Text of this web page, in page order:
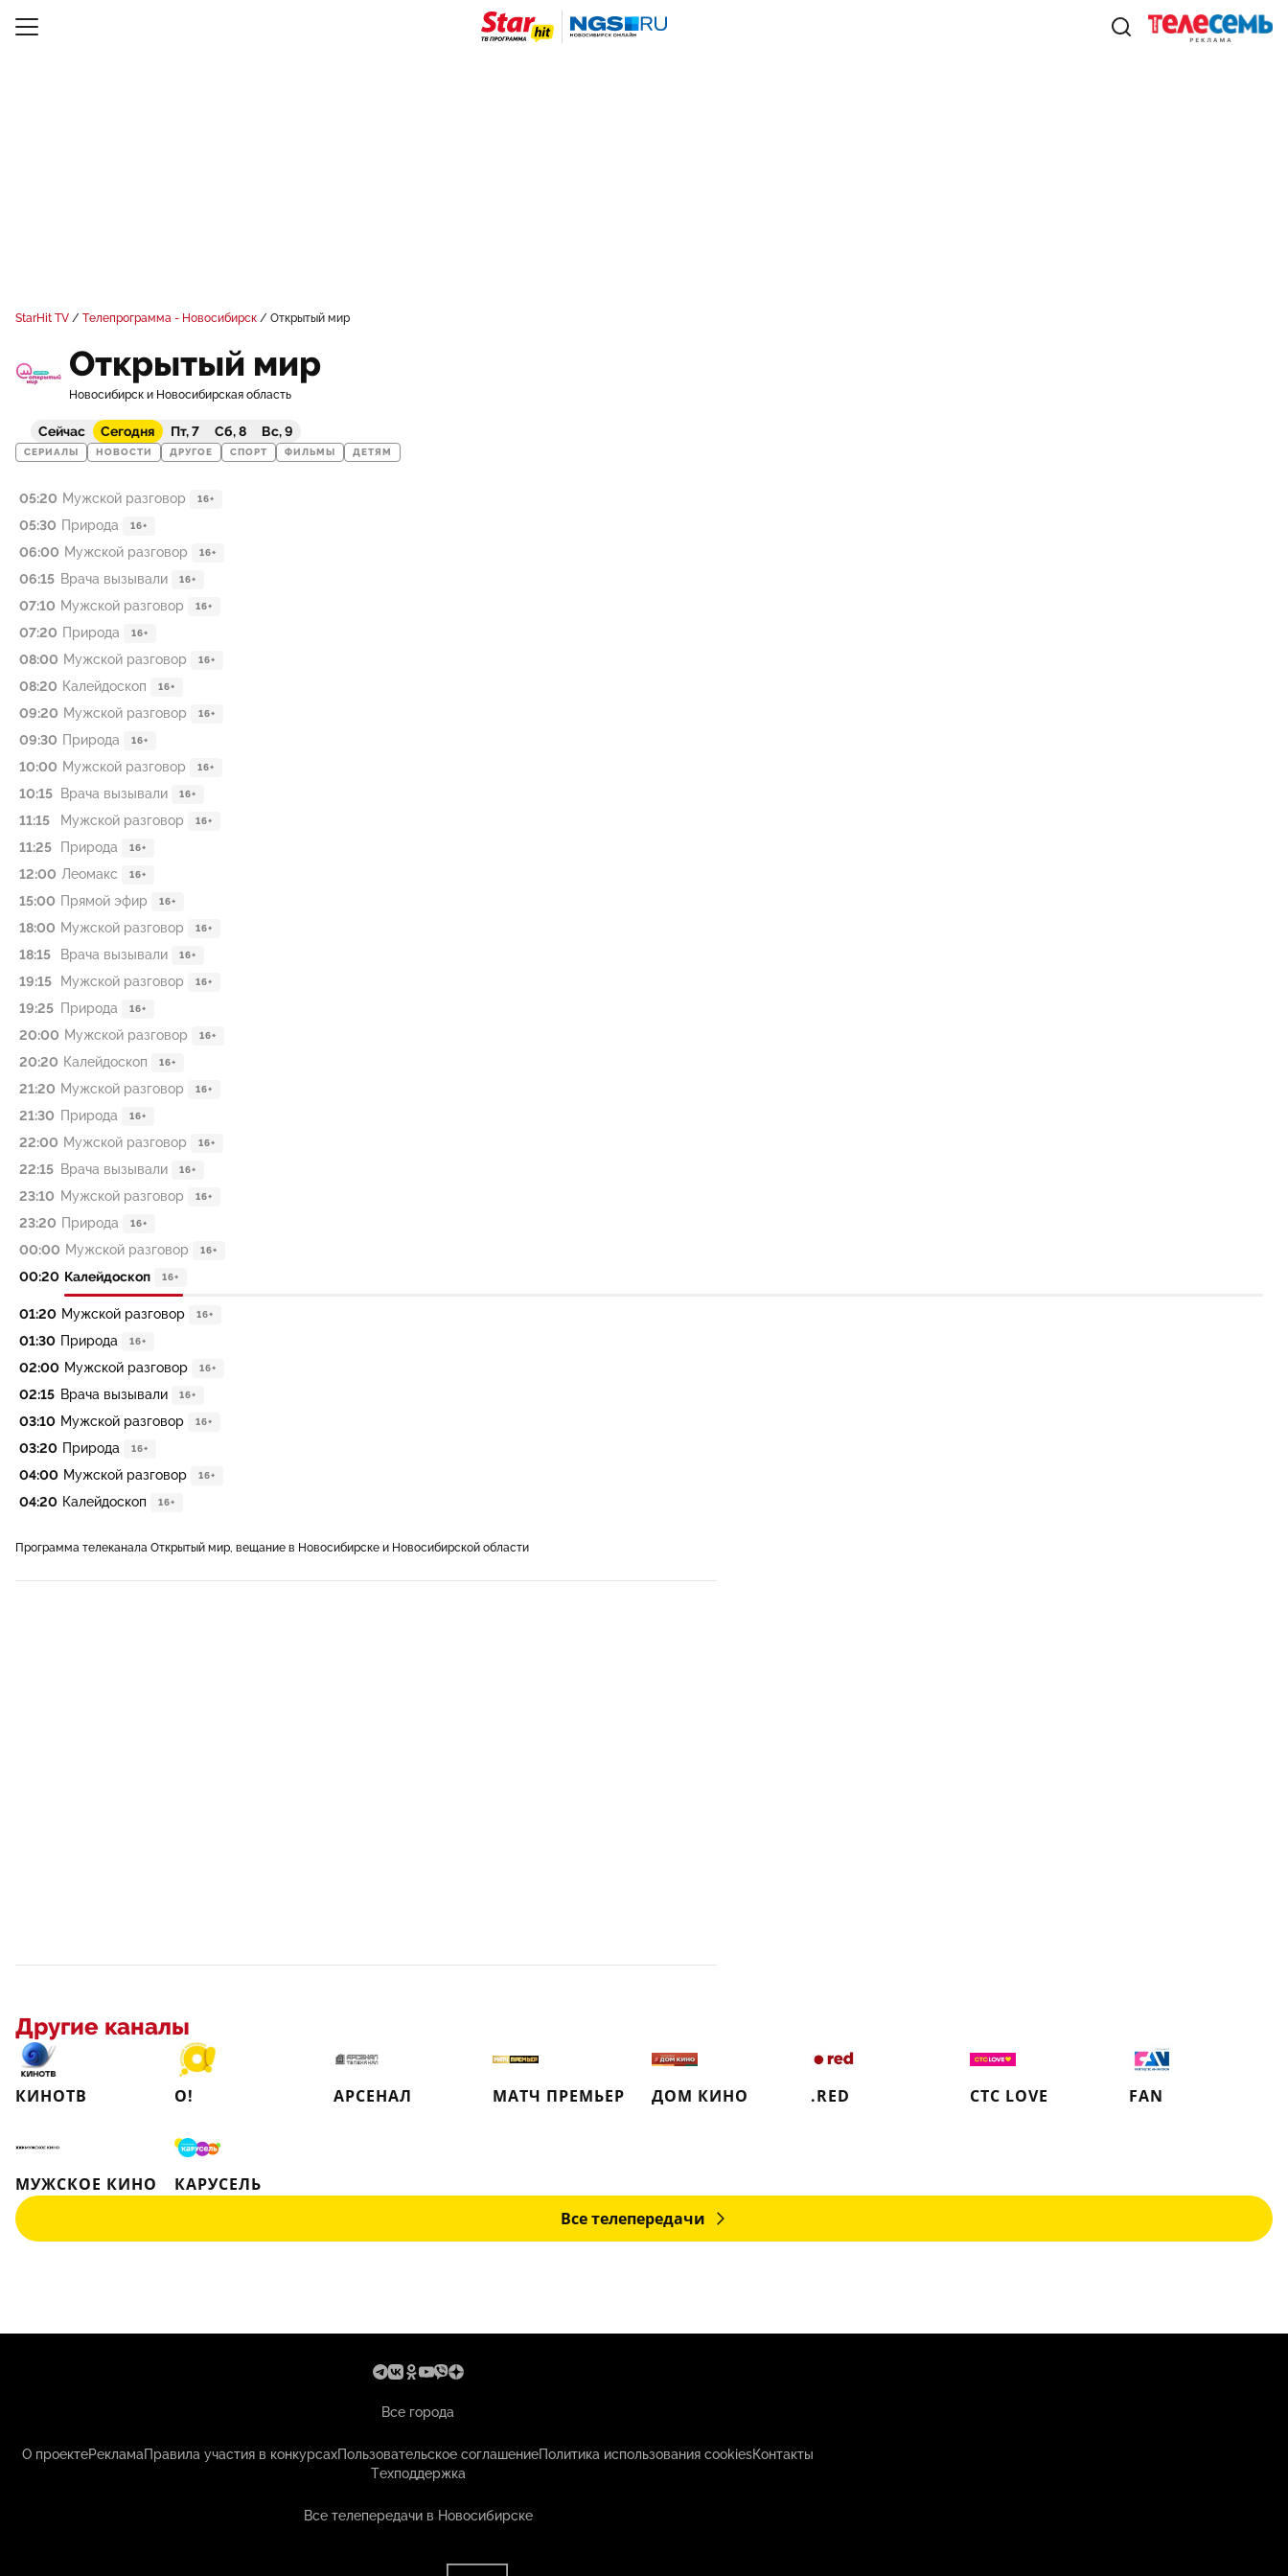
StarHit TV Телепрограмма - Новосибирск Открытый мир
Открытый мир
Новосибирск и Новосибирская область
Сейчас Сегодня Пт, 7 Сб, 8 Вс, 9
СЕРИАЛЫ НОВОСТИ ДРУГОЕ СПОРТ ФИЛЬМЫ ДЕТЯМ
05:20 Мужской разговор 16+
05:30 Природа 16+
06:00 Мужской разговор 16+
06:15 Врача вызывали 16+
07:10 Мужской разговор 16+
07:20 Природа 16+
08:00 Мужской разговор 16+
08:20 Калейдоскоп 16+
09:20 Мужской разговор 16+
09:30 Природа 16+
10:00 Мужской разговор 16+
10:15 Врача вызывали 16+
11:15 Мужской разговор 16+
11:25 Природа 16+
12:00 Леомакс 16+
15:00 Прямой эфир 16+
18:00 Мужской разговор 16+
18:15 Врача вызывали 16+
19:15 Мужской разговор 16+
19:25 Природа 16+
20:00 Мужской разговор 16+
20:20 Калейдоскоп 16+
21:20 Мужской разговор 16+
21:30 Природа 16+
22:00 Мужской разговор 16+
22:15 Врача вызывали 16+
23:10 Мужской разговор 16+
23:20 Природа 16+
00:00 Мужской разговор 16+
00:20 Калейдоскоп 16+
01:20 Мужской разговор 16+
01:30 Природа 16+
02:00 Мужской разговор 16+
02:15 Врача вызывали 16+
03:10 Мужской разговор 16+
03:20 Природа 16+
04:00 Мужской разговор 16+
04:20 Калейдоскоп 16+
Программа телеканала Открытый мир, вещание в Новосибирске и Новосибирской области
Другие каналы
КИНОТВ О! АРСЕНАЛ МАТЧ ПРЕМЬЕР ДОМ КИНО .RED СТС LOVE FAN
МУЖСКОЕ КИНО
КАРУСЕЛЬ
Все телепередачи
Все города
О проектеРекламаПравила участия в конкурсахПользовательское соглашениеПолитика использования cookiesКонтакты
Техподдержка
Все телепередачи в Новосибирске